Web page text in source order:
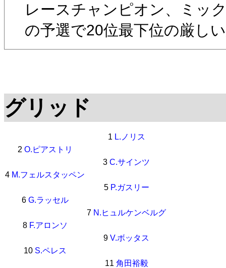
レースチャンピオン、ミッ
の予選で20位最下位の厳し
グリッド
1 L.ノリス
2 O.ピアストリ
3 C.サインツ
4 M.フェルスタッペン
5 P.ガスリー
6 G.ラッセル
7 N.ヒュルケンベルグ
8 F.アロンソ
9 V.ボッタス
10 S.ペレス
11 角田裕毅